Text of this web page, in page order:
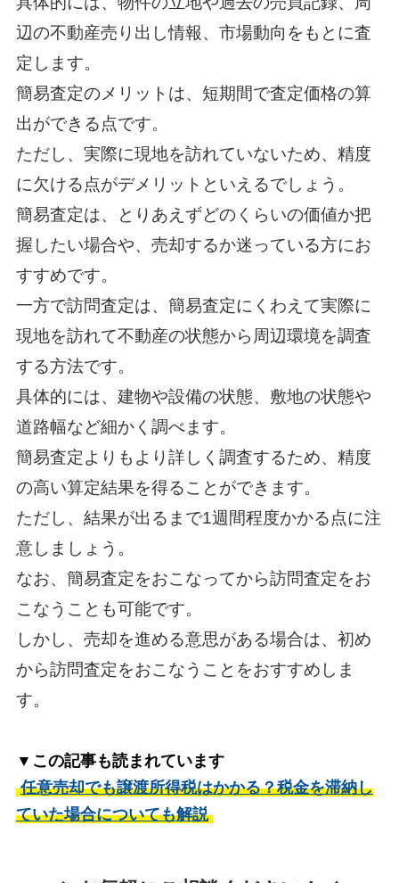
辺の不動産売り出し情報、市場動向をもとに査
定します。
簡易査定のメリットは、短期間で査定価格の算
出ができる点です。
ただし、実際に現地を訪れていないため、精度
に欠ける点がデメリットといえるでしょう。
簡易査定は、とりあえずどのくらいの価値か把
握したい場合や、売却するか迷っている方にお
すすめです。
一方で訪問査定は、簡易査定にくわえて実際に
現地を訪れて不動産の状態から周辺環境を調査
する方法です。
具体的には、建物や設備の状態、敷地の状態や
道路幅など細かく調べます。
簡易査定よりもより詳しく調査するため、精度
の高い算定結果を得ることができます。
ただし、結果が出るまで1週間程度かかる点に注
意しましょう。
なお、簡易査定をおこなってから訪問査定をお
こなうことも可能です。
しかし、売却を進める意思がある場合は、初め
から訪問査定をおこなうことをおすすめしま
す。
▼この記事も読まれています
任意売却でも譲渡所得税はかかる？税金を滞納し
ていた場合についても解説